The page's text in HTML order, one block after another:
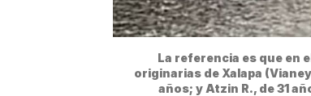
La referencia es que en
originarias de Xalapa
años; y Atzin R., de 31